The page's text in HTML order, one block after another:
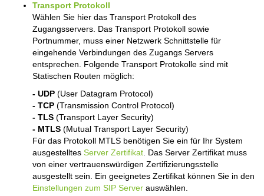
Transport Protokoll
Wählen Sie hier das Transport Protokoll des
Zugangsservers. Das Transport Protokoll sowie
Portnummer, muss einer Netzwerk Schnittstelle für
eingehende Verbindungen des Zugangs Servers
entsprechen. Folgende Transport Protokolle sind mit
Statischen Routen möglich:
- UDP (User Datagram Protocol)
- TCP (Transmission Control Protocol)
- TLS (Transport Layer Security)
- MTLS (Mutual Transport Layer Security)
Für das Protokoll MTLS benötigen Sie ein für Ihr System
ausgestelltes Server Zertifikat . Das Server Zertifikat muss
von einer vertrauenswürdigen Zertifizierungsstelle
ausgestellt sein. Ein geeignetes Zertifikat können Sie in den
Einstellungen zum SIP Server auswählen.